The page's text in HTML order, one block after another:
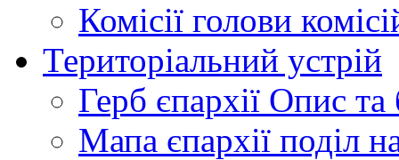
Комісії голови
Територіальний устрій
Герб єпархії Опис та
Мапа єпархії поділ